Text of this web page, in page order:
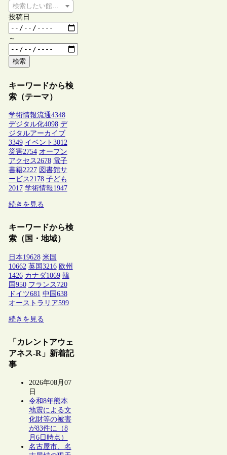
検索したい館種を選択してください
投稿日
～
検索
キーワードから検
索（テーマ）
学術情報流通4348
デジタル化4098 デ
ジタルアーカイブ
3349 イベント 3012
災害2754 オープン
アクセス2678 電子
書籍2227 図書館サ
ービス2178 子ども
2017 学術情報1947
続きを見る
キーワードから検
索（国・地域）
日本19628 米国
10662 英国 3216 欧州
1426 カナダ1069 韓
国 950 フランス 720
ドイツ681 中国 638
オーストラリア599
続きを見る
「カレントアウェ
アネス-R」新着記
事
2026年08月07
日
令和8年熊本
地震による文
化財等の被害
が83件に（8
月6日時点）
名古屋市、名